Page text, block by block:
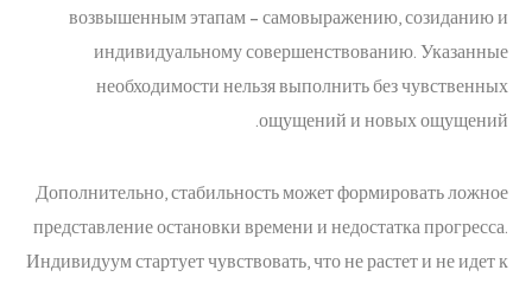
возвышенным этапам – самовыражению, созиданию и
индивидуальному совершенствованию. Указанные
необходимости нельзя выполнить без чувственных
ощущений и новых ощущений.
Дополнительно, стабильность может формировать ложное
представление остановки времени и недостатка прогресса.
Индивидуум стартует чувствовать, что не растет и не идет к